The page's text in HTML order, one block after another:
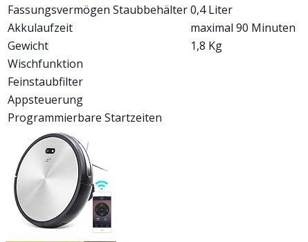
Fassungsvermögen Staubbehälter0,4 Liter
Akkulaufzeit
maximal 90 Minuten
Gewicht
1,8 Kg
Wischfunktion
Feinstaubfilter
Appsteuerung
Programmierbare Startzeiten